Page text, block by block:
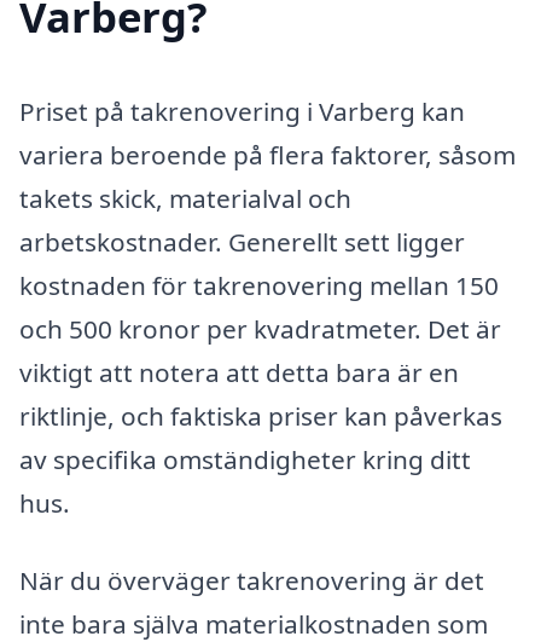
Varberg?
Priset på takrenovering i Varberg kan
variera beroende på flera faktorer, såsom
takets skick, materialval och
arbetskostnader. Generellt sett ligger
kostnaden för takrenovering mellan 150
och 500 kronor per kvadratmeter. Det är
viktigt att notera att detta bara är en
riktlinje, och faktiska priser kan påverkas
av specifika omständigheter kring ditt
hus.
När du överväger takrenovering är det
inte bara själva materialkostnaden som